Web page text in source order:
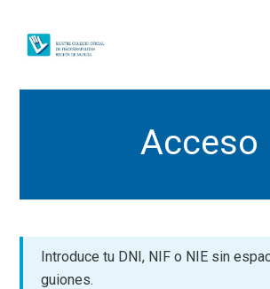
Acceso
Introduce tu DNI, NIF o NIE sin
guiones.